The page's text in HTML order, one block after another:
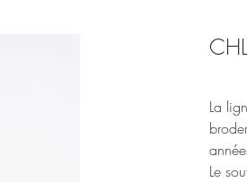
La
Le